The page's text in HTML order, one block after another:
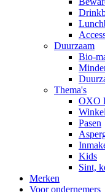
Duurzaam
Bio-
Thema's
OXO
Pasen
Kids
Sint,
Merken
Voor ondernemers